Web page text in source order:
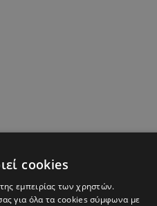
cookies
εμπειρίας των χρηστών.
για όλα τα cookies σύμφωνα με